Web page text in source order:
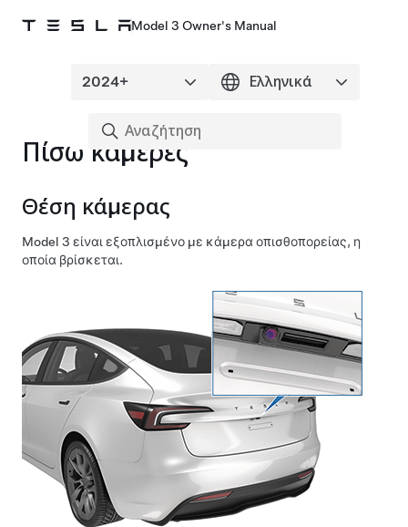
Model 3 Owner's Manual
Πίσω κάμερες
Θέση κάμερας
Model 3 είναι εξοπλισμένο με κάμερα οπισθοπορείας, η
οποία βρίσκεται.